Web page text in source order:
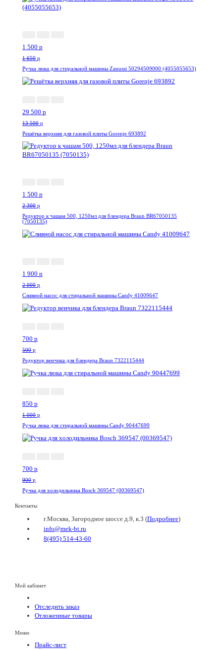
1 500 p
1 650 p
Ручка люка для стиральной машины Zanussi 50294509000 (4055055653)
29 500 p
13 500 p
Решётка верхняя для газовой плиты Gorenje 693892
1 500 p
2 300 p
Редуктор к чашам 500, 1250мл для блендера Braun BR67050135
(7050135)
1 900 p
2 000 p
Сливной насос для стиральной машины Candy 41009647
700 p
500 p
Редуктор венчика для блендера Braun 7322115444
850 p
1 000 p
Ручка люка для стиральной машины Candy 90447699
700 p
900 p
Ручка для холодильника Bosch 369547 (00369547)
Контакты
г.Москва, Загородное шоссе д.9, к.3 (Подробнее)
info@mek-bt.ru
8(495) 514-43-60
Мой кабинет
Отследить заказ
Отложенные товары
Меню
Прайс-лист